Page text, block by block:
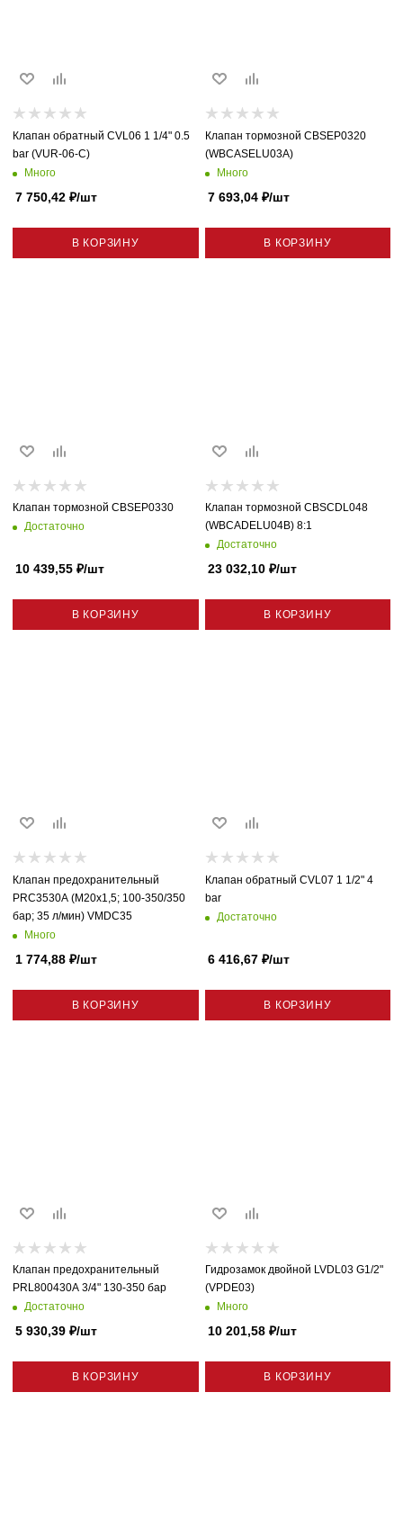
Клапан обратный CVL06 1 1/4" 0.5
bar (VUR-06-C)
Много
7 750,42 ₽/шт
В КОРЗИНУ
Клапан тормозной CBSEP0320
(WBCASELU03A)
Много
7 693,04₽/шт
В КОРЗИНУ
Клапан тормозной CBSEP0330
Достаточно
10 439,55 ₽/шт
В КОРЗИНУ
Клапан тормозной CBSCDL048
(WBCADELU04B) 8:1
Достаточно
23 032,10₽/шт
В КОРЗИНУ
Клапан предохранительный
PRC3530A (M20x1,5; 100-350/350
бар; 35 л/мин) VMDC35
Много
1 774,88 ₽/шт
В КОРЗИНУ
Клапан обратный CVL07 1 1/2" 4
bar
Достаточно
6 416,67₽/шт
В КОРЗИНУ
Клапан предохранительный
PRL800430A 3/4" 130-350 бар
Достаточно
5 930,39 ₽/шт
В КОРЗИНУ
Гидрозамок двойной LVDL03 G1/2"
(VPDE03)
Много
10 201,58₽/шт
В КОРЗИНУ